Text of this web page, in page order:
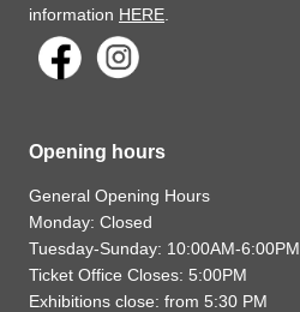
information HERE.
Opening hours
General Opening Hours
Monday: Closed
Tuesday-Sunday: 10:00AM-6:00PM
Ticket Office Closes: 5:00PM
Exhibitions close: from 5:30 PM